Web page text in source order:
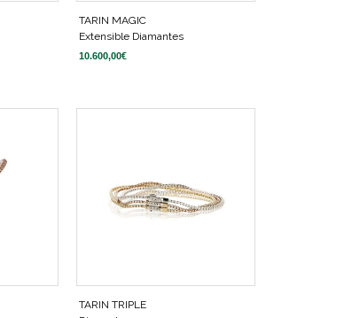
TARIN MAGIC
Extensible Diamantes
10.600,00€
TARIN TRIPLE